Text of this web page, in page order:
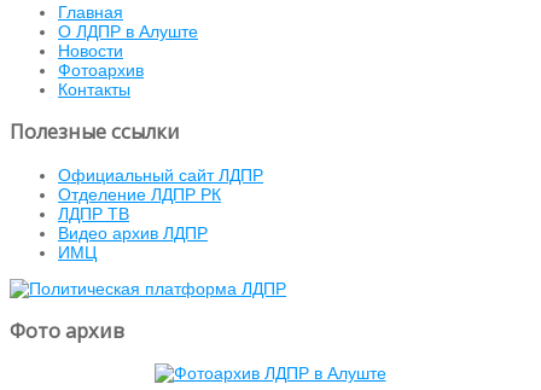
Главная
О ЛДПР в Алуште
Новости
Фотоархив
Контакты
Полезные ссылки
Официальный сайт ЛДПР
Отделение ЛДПР РК
ЛДПР ТВ
Видео архив ЛДПР
ИМЦ
Фото архив